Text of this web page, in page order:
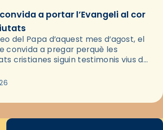
a portar l’Evangeli al cor
del Papa d’aquest mes d’agost, el
convida a pregar perquè les
cristianes siguin testimonis vius de